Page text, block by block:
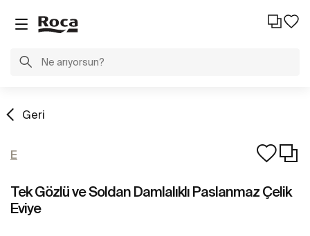
Geri
E
Tek Gözlü ve Soldan Damlalıklı Paslanmaz Çelik
Eviye